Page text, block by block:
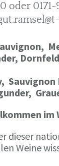
oder 0171-
Sauvignon
im
dieser
Weine